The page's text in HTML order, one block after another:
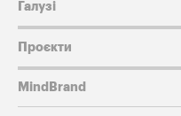
Галузі
Проєкти
MindBrand